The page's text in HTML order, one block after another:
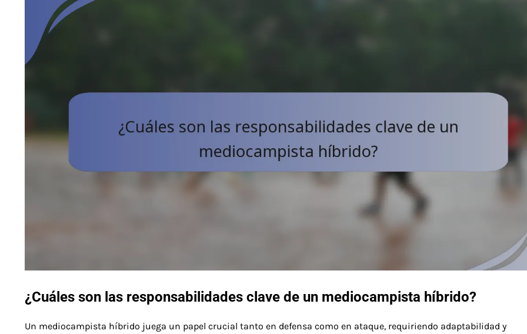
¿Cuáles son las responsabilidades clave de un mediocampista híbrido?
Un mediocampista híbrido juega un papel crucial tanto en defensa como en ataque, requiriendo adaptabilidad y